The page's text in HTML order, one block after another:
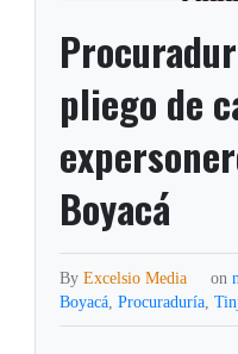
pliego de
Boyacá
ByExcelsio Media on
Boyacá,Procuraduría,